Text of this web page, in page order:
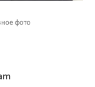
фото